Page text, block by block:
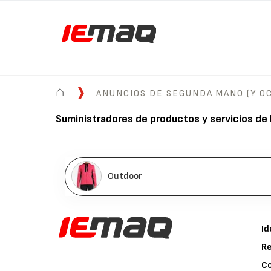
⌂ ANUNCIOS DE SEGUNDA MANO (Y
Suministradores de productos y servicios de
Outdoor